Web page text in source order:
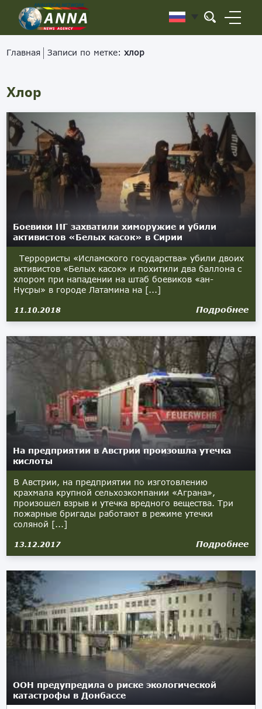
Главная Записи по метке:хлор
Хлор
Боевики ИГ захватили химоружие и убили
активистов «Белых касок» в Сирии
Террористы «Исламского государства» убили двоих
активистов «Белых касок» и похитили два баллона с
хлором при нападении на штаб боевиков «ан-
Нусры» в городе Латамина на [...]
11.10.2018 Подробнее
На предприятии в Австрии произошла утечка
кислоты
В Австрии, на предприятии по изготовлению
крахмала крупной сельхозкомпании «Аграна»,
произошел взрыв и утечка вредного вещества. Три
пожарные бригады работают в режиме утечки
соляной [...]
13.12.2017 Подробнее
ООН предупредила о риске экологической
катастрофы в Донбассе